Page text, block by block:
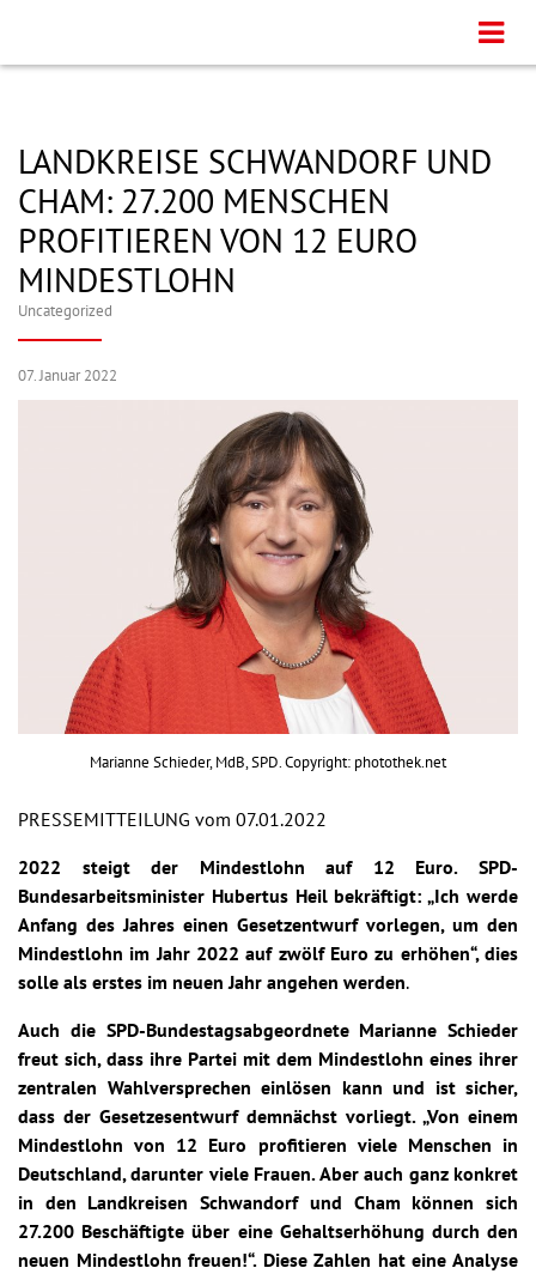
LANDKREISE SCHWANDORF UND
CHAM: 27.200 MENSCHEN
PROFITIEREN VON 12 EURO
MINDESTLOHN
Uncategorized
07. Januar 2022
Marianne Schieder, MdB, SPD. Copyright: photothek.net
PRESSEMITTEILUNG vom 07.01.2022
2022 steigt der Mindestlohn auf 12 Euro. SPD-
Bundesarbeitsminister Hubertus Heil bekräftigt: „Ich werde
Anfang des Jahres einen Gesetzentwurf vorlegen, um den
Mindestlohn im Jahr 2022 auf zwölf Euro zu erhöhen“, dies
solle als erstes im neuen Jahr angehen werden.
Auch die SPD-Bundestagsabgeordnete Marianne Schieder
freut sich, dass ihre Partei mit dem Mindestlohn eines ihrer
zentralen Wahlversprechen einlösen kann und ist sicher,
dass der Gesetzesentwurf demnächst vorliegt. „Von einem
Mindestlohn von 12 Euro profitieren viele Menschen in
Deutschland, darunter viele Frauen. Aber auch ganz konkret
in den Landkreisen Schwandorf und Cham können sich
27.200 Beschäftigte über eine Gehaltserhöhung durch den
neuen Mindestlohn freuen!“. Diese Zahlen hat eine Analyse